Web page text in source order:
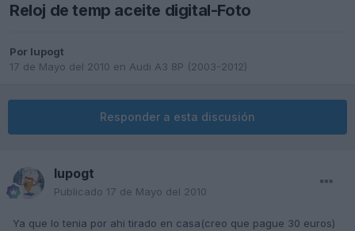
Reloj de temp aceite digital-Foto
Por lupogt
17 de Mayo del 2010 en Audi A3 8P (2003-2012)
Responder a esta discusión
lupogt
Publicado 17 de Mayo del 2010
Ya que lo tenia por ahi tirado en casa(creo que pague 30 euros)